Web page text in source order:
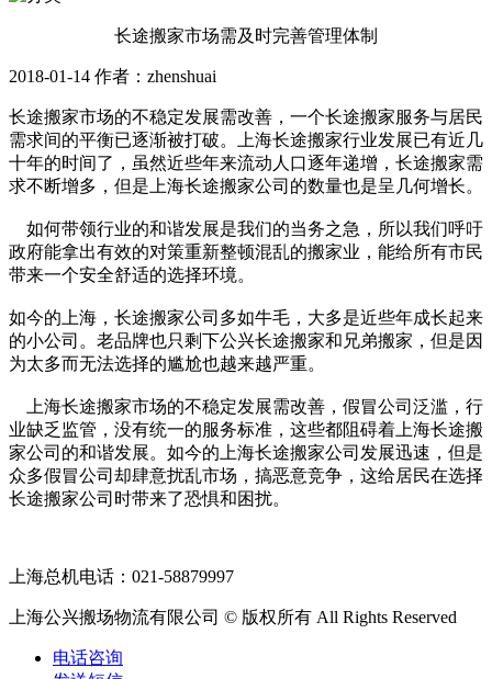
长途搬家市场需及时完善管理体制
2018-01-14 作者：zhenshuai
长途搬家市场的不稳定发展需改善，一个长途搬家服务与居民
需求间的平衡已逐渐被打破。上海长途搬家行业发展已有近几
十年的时间了，虽然近些年来流动人口逐年递增，长途搬家需
求不断增多，但是上海长途搬家公司的数量也是呈几何增长。
如何带领行业的和谐发展是我们的当务之急，所以我们呼吁
政府能拿出有效的对策重新整顿混乱的搬家业，能给所有市民
带来一个安全舒适的选择环境。
如今的上海，长途搬家公司多如牛毛，大多是近些年成长起来
的小公司。老品牌也只剩下公兴长途搬家和兄弟搬家，但是因
为太多而无法选择的尴尬也越来越严重。
上海长途搬家市场的不稳定发展需改善，假冒公司泛滥，行
业缺乏监管，没有统一的服务标准，这些都阻碍着上海长途搬
家公司的和谐发展。如今的上海长途搬家公司发展迅速，但是
众多假冒公司却肆意扰乱市场，搞恶意竞争，这给居民在选择
长途搬家公司时带来了恐惧和困扰。
上海总机电话：021-58879997
上海公兴搬场物流有限公司 © 版权所有 All Rights Reserved
电话咨询